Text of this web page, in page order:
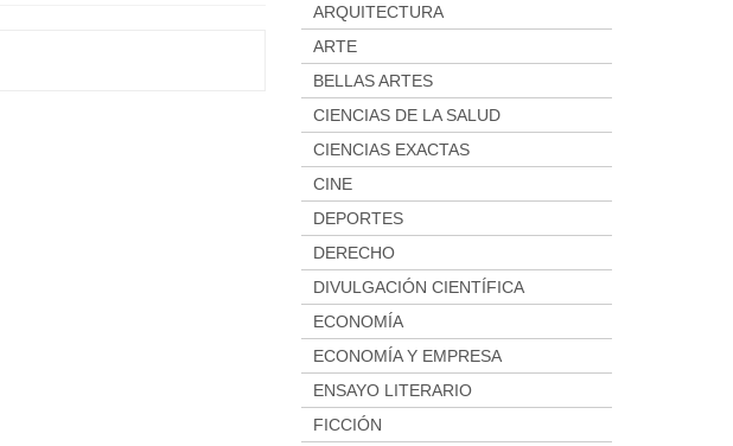
ARQUITECTURA
ARTE
BELLAS ARTES
CIENCIAS DE LA SALUD
CIENCIAS EXACTAS
CINE
DEPORTES
DERECHO
DIVULGACIÓN CIENTÍFICA
ECONOMÍA
ECONOMÍA Y EMPRESA
ENSAYO LITERARIO
FICCIÓN